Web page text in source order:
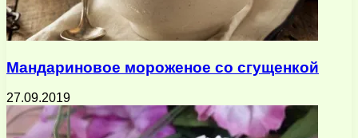
Мандариновое мороженое со сгущенкой
27.09.2019